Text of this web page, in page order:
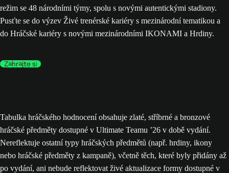
režim se 48 národními týmy, spolu s novými autentickými stadiony.
Pusťte se do výzev Živé trenérské kariéry s mezinárodní tematikou a
do Hráčské kariéry s novými mezinárodními IKONAMI a Hrdiny.
Zahrajte si
Tabulka hráčského hodnocení obsahuje zlaté, stříbrné a bronzové
hráčské předměty dostupné v Ultimate Teamu ’26 v době vydání.
Nereflektuje ostatní typy hráčských předmětů (např. hrdiny, ikony
nebo hráčské předměty z kampaně), včetně těch, které byly přidány až
po vydání, ani nebude reflektovat živé aktualizace formy dostupné v